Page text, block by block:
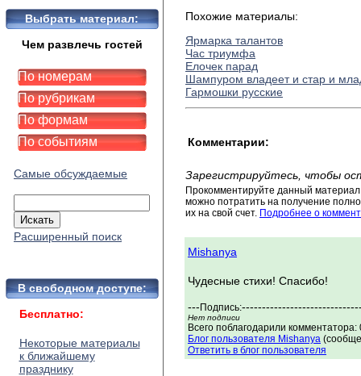
Выбрать материал:
Чем развлечь гостей
По номерам
По рубрикам
По формам
По событиям
Самые обсуждаемые
Расширенный поиск
В свободном доступе:
Бесплатно:
Некоторые материалы
к ближайшему
празднику
Похожие материалы:
Ярмарка талантов
Час триумфа
Елочек парад
Шампуром владеет и стар и
Гармошки русские
Комментарии:
Зарегистрируйтесь, чтобы
Прокомментируйте данный
можно потратить на получение
их на свой счет. Подробнее о
Mishanya
Чудесные стихи! Спасибо!
--- Подпись:
Нет подписи
Всего поблагодарили
Блог пользователя Mishanya
Ответить в блог пользователя